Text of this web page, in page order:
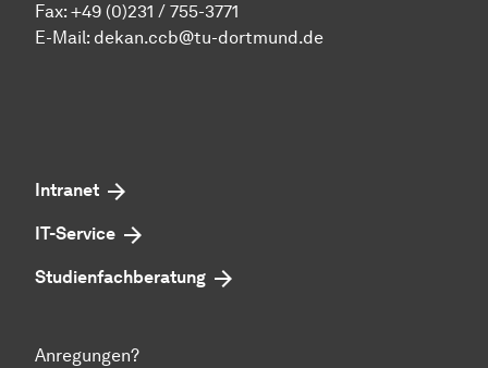
Fax: +49 (0)231 / 755-3771
E-Mail: dekan.ccb@tu-dortmund.de
Intranet
IT-Service
Studienfachberatung
Anregungen?